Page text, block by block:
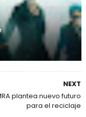
NEXT
plantea nuevo futuro
para el reciclaje